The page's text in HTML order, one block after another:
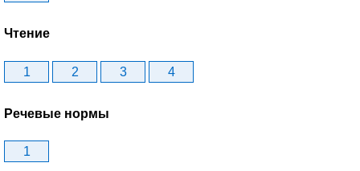
Чтение
1 2 3 4
Речевые нормы
1